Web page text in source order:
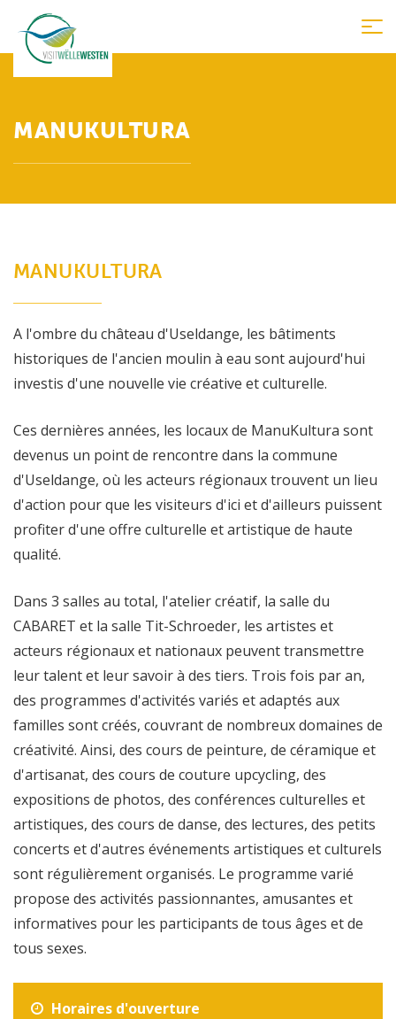
MANUKULTURA
MANUKULTURA
A l'ombre du château d'Useldange, les bâtiments
historiques de l'ancien moulin à eau sont aujourd'hui
investis d'une nouvelle vie créative et culturelle.
Ces dernières années, les locaux de ManuKultura sont
devenus un point de rencontre dans la commune
d'Useldange, où les acteurs régionaux trouvent un lieu
d'action pour que les visiteurs d'ici et d'ailleurs puissent
profiter d'une offre culturelle et artistique de haute
qualité.
Dans 3 salles au total, l'atelier créatif, la salle du
CABARET et la salle Tit-Schroeder, les artistes et
acteurs régionaux et nationaux peuvent transmettre
leur talent et leur savoir à des tiers. Trois fois par an,
des programmes d'activités variés et adaptés aux
familles sont créés, couvrant de nombreux domaines de
créativité. Ainsi, des cours de peinture, de céramique et
d'artisanat, des cours de couture upcycling, des
expositions de photos, des conférences culturelles et
artistiques, des cours de danse, des lectures, des petits
concerts et d'autres événements artistiques et culturels
sont régulièrement organisés. Le programme varié
propose des activités passionnantes, amusantes et
informatives pour les participants de tous âges et de
tous sexes.
Horaires d'ouverture